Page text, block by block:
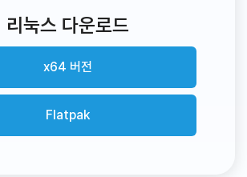
리눅스 다운로드
x64 버전
Flatpak